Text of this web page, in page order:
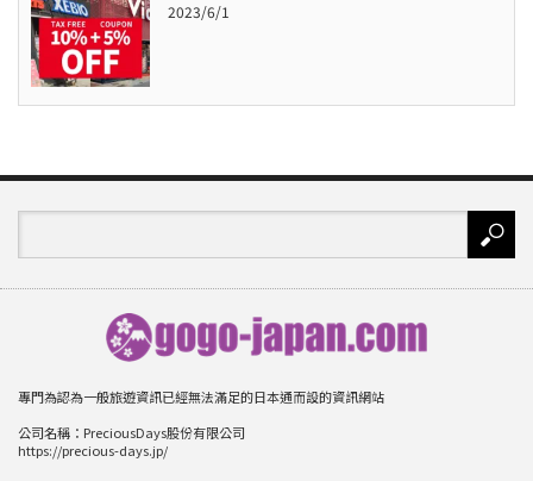
2023/6/1
專門為認為一般旅遊資訊已經無法滿足的日本通而設的資訊網站
公司名稱：PreciousDays股份有限公司
https://precious-days.jp/